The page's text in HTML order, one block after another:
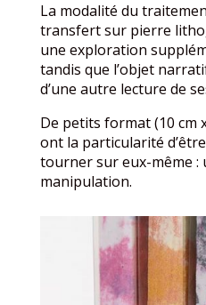
La modalité du
transfert sur pierre
une exploration
tandis que l’objet
d’une autre lecture de
De petits format (10 cm
ont la particularité
tourner sur eux-même :
manipulation.